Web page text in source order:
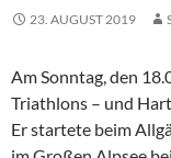
23. AUGUST 2019
Am Sonntag, den
Triathlons – und
Er startete beim